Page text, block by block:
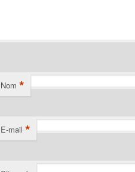
Nom *
E-mail *